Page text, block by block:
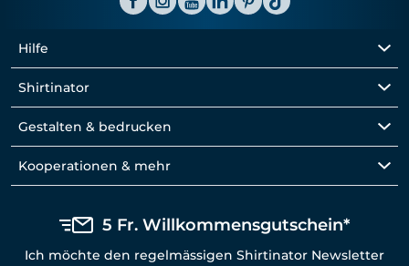
Hilfe
Shirtinator
Gestalten & bedrucken
Kooperationen & mehr
5 Fr. Willkommensgutschein*
Ich möchte den regelmässigen Shirtinator Newsletter